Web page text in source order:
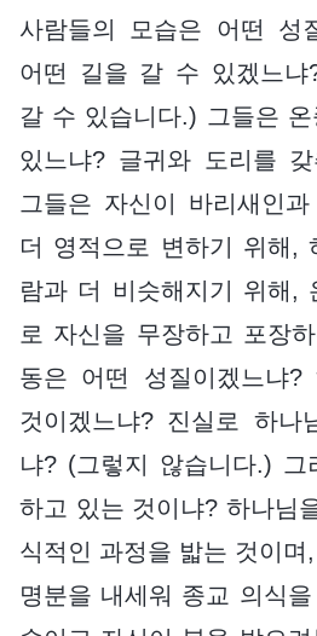
사람들의 모습은 어떤 성
어떤 길을 갈 수 있겠느냐
갈 수 있습니다.) 그들은
있느냐? 글귀와 도리를
그들은 자신이 바리새인
더 영적으로 변하기 위해,
람과 더 비슷해지기 위해,
로 자신을 무장하고 포장
동은 어떤 성질이겠느냐?
것이겠느냐? 진실로 하나
냐? (그렇지 않습니다.) 그
하고 있는 것이냐? 하나님
식적인 과정을 밟는 것이며
명분을 내세워 종교 의식